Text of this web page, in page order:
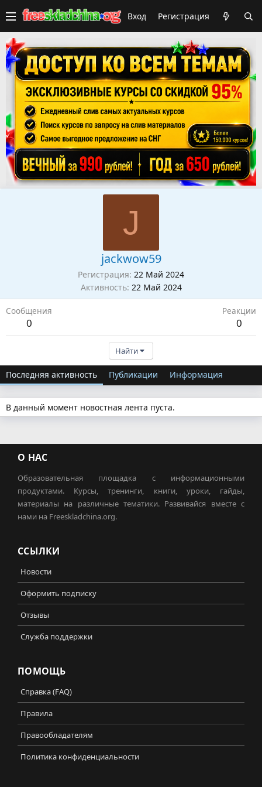
Вход Регистрация
J
jackwow59
Регистрация 22 Май 2024
Активность 22 Май 2024
Сообщения
0
Реакции
0
Найти
Последняя активность Публикации Информация
В данный момент новостная лента пуста.
О НАС
Образовательная площадка с информационными
продуктами. Курсы, тренинги, книги, уроки, гайды,
материалы на различные тематики. Развивайся вместе с
нами на Freeskladchina.org.
ССЫЛКИ
Новости
Оформить подписку
Отзывы
Служба поддержки
ПОМОЩЬ
Справка (FAQ)
Правила
Правообладателям
Политика конфиденциальности